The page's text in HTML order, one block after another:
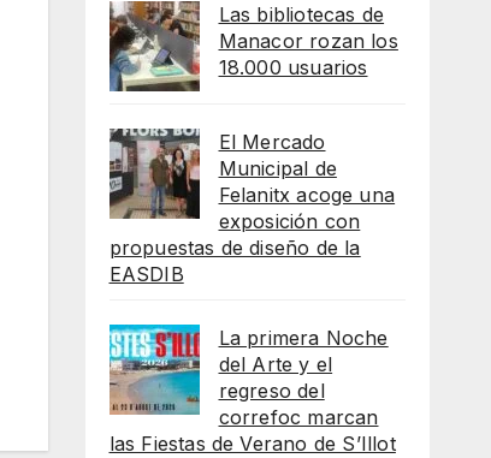
Las bibliotecas de
Manacor rozan los
18.000 usuarios
El Mercado
Municipal de
Felanitx acoge una
exposición con
propuestas de diseño de la
EASDIB
La primera Noche
del Arte y el
regreso del
correfoc marcan
las Fiestas de Verano de S’Illot